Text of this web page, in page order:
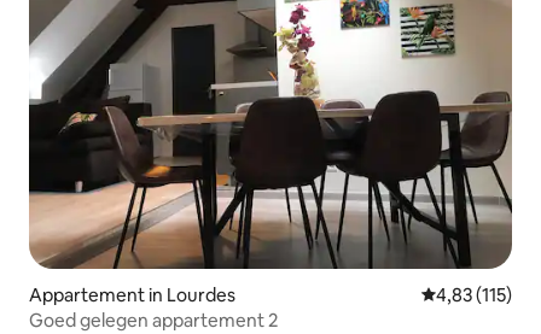
Appartement in Lourdes Gemiddelde
4,83 (115)
Goed gelegen appartement 2